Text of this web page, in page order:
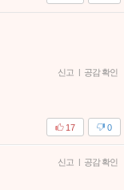
신고 | 공감 확인
0
17
신고 | 공감 확인